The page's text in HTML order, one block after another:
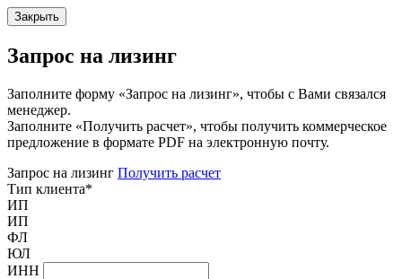
Закрыть
Запрос на лизинг
Заполните форму «Запрос на лизинг», чтобы с Вами связался
менеджер.
Заполните «Получить расчет», чтобы получить коммерческое
предложение в формате PDF на электронную почту.
Запрос на лизинг Получить расчет
Тип клиента*
ИП
ИП
ФЛ
ЮЛ
ИНН